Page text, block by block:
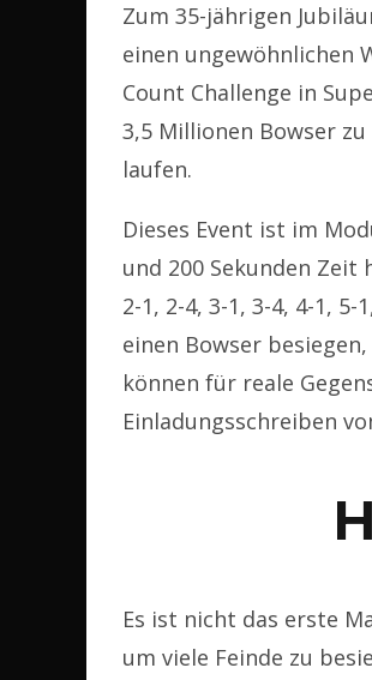
Zum 35-jährigen
einen ungewöhnlichen
Count Challenge in
3,5 Millionen Bowser
laufen.
Dieses Event ist im
und 200 Sekunden Zeit
2-1, 2-4, 3-1, 3-4, 4-1,
einen Bowser
können für reale
Einladungsschreiben
Es ist nicht das erste
um viele Feinde zu